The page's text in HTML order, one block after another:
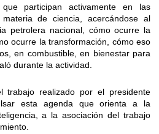
participan activamente en las
de ciencia, acercándose al
petrolera nacional, cómo ocurre la
ocurre la transformación, cómo eso
en combustible, en bienestar para
durante la actividad.
trabajo realizado por el presidente
esta agenda que orienta a la
a la asociación del trabajo